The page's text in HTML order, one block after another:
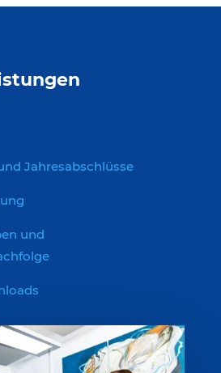
Jahresabschlüsse
und